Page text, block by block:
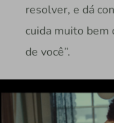
resolver, e dá
cuida muito bem
de você”.